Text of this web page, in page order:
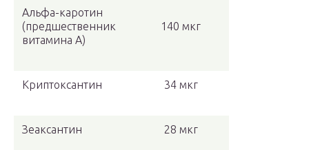
Альфа-каротин
(предшественник
витамина А)
140 мкг
Криптоксантин 34 мкг
Зеаксантин 28 мкг